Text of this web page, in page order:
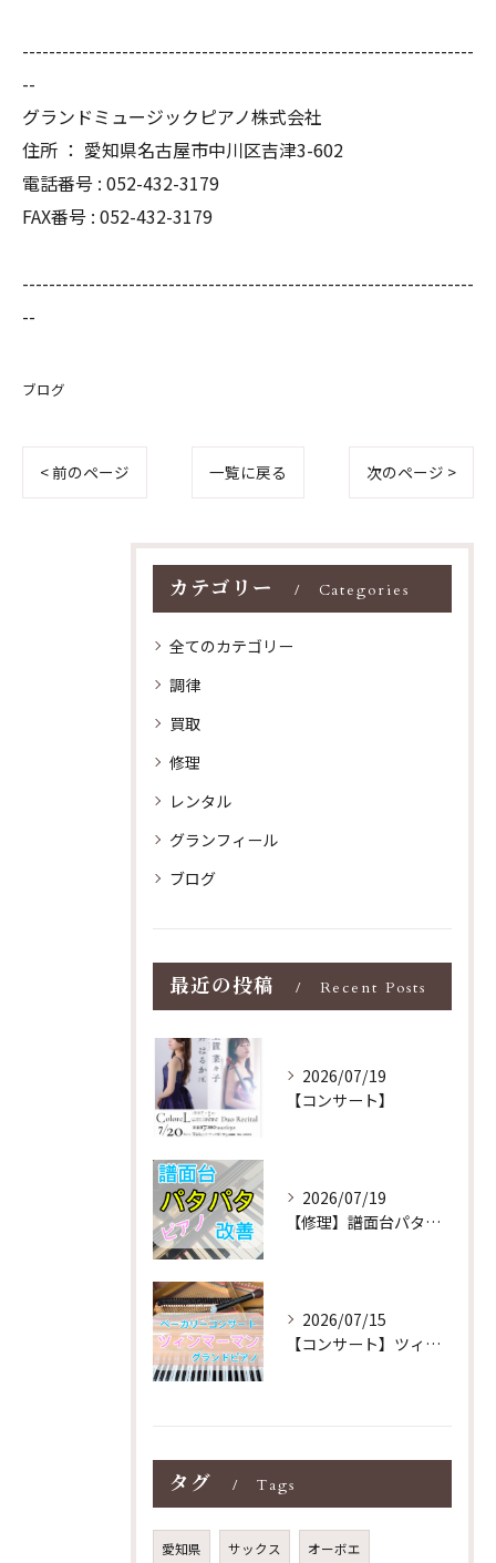
--------------------------------------------------------------------
--
グランドミュージックピアノ株式会社
住所 ： 愛知県名古屋市中川区吉津3-602
電話番号 : 052-432-3179
FAX番号 : 052-432-3179
--------------------------------------------------------------------
--
ブログ
< 前のページ 一覧に戻る 次のページ >
カテゴリー Categories
全てのカテゴリー
調律
買取
修理
レンタル
グランフィール
ブログ
最近の投稿 Recent Posts
2026/07/19
【コンサート】
2026/07/19
【修理】譜面台パタパタを改善！ストレス解消！
2026/07/15
【コンサート】ツィンマーマンのグランドピアノ♪木目猫足グラン...
タグ Tags
愛知県 サックス オーボエ